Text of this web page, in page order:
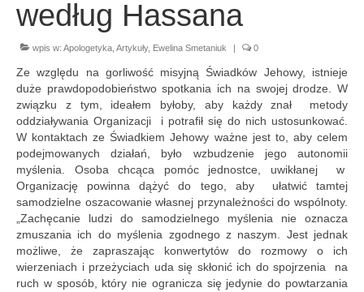
Multimedia
Wykłady i konferencje
Nowości w serwisie
Kontakt
według Hassana
wpis w: Apologetyka Artykuły, Ewelina Smetaniuk | 0
Ze względu na gorliwość misyjną Świadków Jehowy, istnieje
duże prawdopodobieństwo spotkania ich na swojej drodze. W
związku z tym, ideałem byłoby, aby każdy znał metody
oddziaływania Organizacji i potrafił się do nich ustosunkować.
W kontaktach ze Świadkiem Jehowy ważne jest to, aby celem
podejmowanych działań, było wzbudzenie jego autonomii
myślenia. Osoba chcąca pomóc jednostce, uwikłanej w
Organizację powinna dążyć do tego, aby ułatwić tamtej
samodzielne oszacowanie własnej przynależności do wspólnoty.
„Zachęcanie ludzi do samodzielnego myślenia nie oznacza
zmuszania ich do myślenia zgodnego z naszym. Jest jednak
możliwe, że zapraszając konwertytów do rozmowy o ich
wierzeniach i przeżyciach uda się skłonić ich do spojrzenia na
ruch w sposób, który nie ogranicza się jedynie do powtarzania